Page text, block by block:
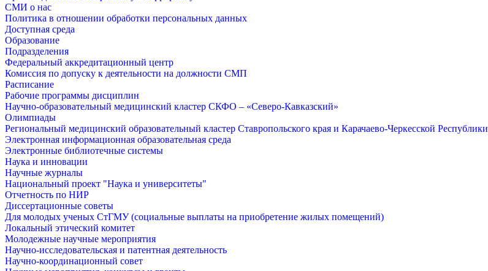
СМИ о нас
Политика в отношении обработки персональных данных
Доступная среда
Образование
Подразделения
Федеральный аккредитационный центр
Комиссия по допуску к деятельности на должности СМП
Расписание
Рабочие программы дисциплин
Научно-образовательный медицинский кластер СКФО – «Северо-Кавказский»
Олимпиады
Региональный медицинский образовательный кластер Ставропольского края и Карачаево-Черкесской Республики
Электронная информационная образовательная среда
Электронные библиотечные системы
Наука и инновации
Научные журналы
Национальный проект "Наука и университеты"
Отчетность по НИР
Диссертационные советы
Для молодых ученых СтГМУ (социальные выплаты на приобретение жилых помещений)
Локальный этический комитет
Молодежные научные мероприятия
Научно-исследовательская и патентная деятельность
Научно-координационный совет